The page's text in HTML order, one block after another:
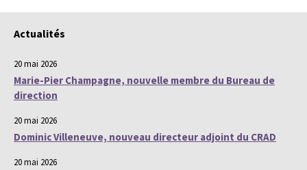
Actualités
20 mai 2026
Marie-Pier Champagne, nouvelle membre du Bureau de
direction
20 mai 2026
Dominic Villeneuve, nouveau directeur adjoint du CRAD
20 mai 2026